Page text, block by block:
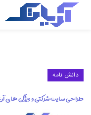
دانش نامه
طراحی سایت شرکتی و ویژگی